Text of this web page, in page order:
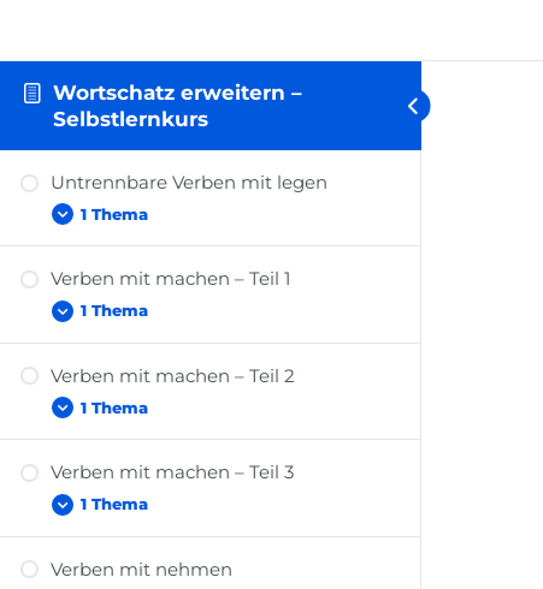
Wortschatz erweitern –
Selbstlernkurs
Untrennbare Verben mit legen
1 Thema
“legen”
Verben mit machen – Teil 1
1 Thema
Verben mit machen – Teil 2
1 Thema
2
Verben mit machen – Teil 3
1 Thema
Verben mit nehmen